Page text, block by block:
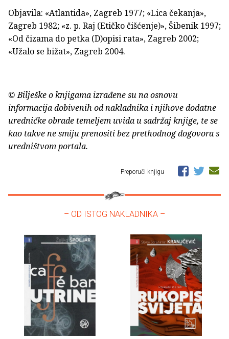
Objavila: «Atlantida», Zagreb 1977; «Lica čekanja»,
Zagreb 1982; «z. p. Raj (Etičko čišćenje)», Šibenik 1997;
«Od čizama do petka (D)opisi rata», Zagreb 2002;
«Užalo se bižat», Zagreb 2004.
© Bilješke o knjigama izrađene su na osnovu
informacija dobivenih od nakladnika i njihove dodatne
uredničke obrade temeljem uvida u sadržaj knjige, te se
kao takve ne smiju prenositi bez prethodnog dogovora s
uredništvom portala.
Preporuči knjigu
– OD ISTOG NAKLADNIKA –